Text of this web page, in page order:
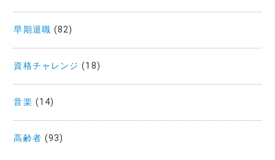
早期退職 (82)
資格チャレンジ (18)
音楽 (14)
高齢者 (93)